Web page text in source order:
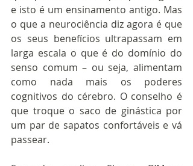
e isto é um ensinamento antigo. Mas
o que a neurociência diz agora é que
os seus benefícios ultrapassam em
larga escala o que é do domínio do
senso comum – ou seja, alimentam
como nada mais os poderes
cognitivos do cérebro. O conselho é
que troque o saco de ginástica por
um par de sapatos confortáveis e vá
passear.